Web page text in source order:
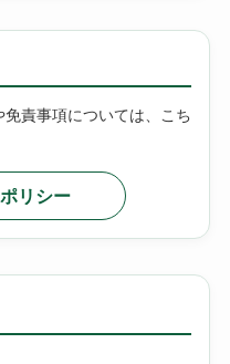
責事項については、こち
リシー